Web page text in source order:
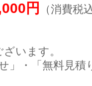
円 （消費税
います。
」・「無料見積